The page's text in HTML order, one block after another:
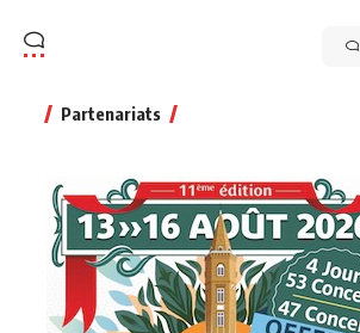
Partenariats